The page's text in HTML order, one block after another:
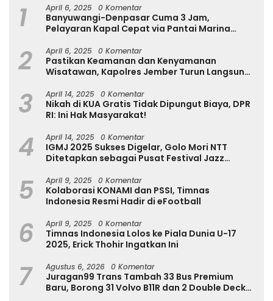
1 April 6, 2025 0 Komentar
Banyuwangi-Denpasar Cuma 3 Jam,
Pelayaran Kapal Cepat via Pantai Marina
2 April 6, 2025 0 Komentar
Pastikan Keamanan dan Kenyamanan
Wisatawan, Kapolres Jember Turun Langsung
3 April 14, 2025 0 Komentar
Nikah di KUA Gratis Tidak Dipungut Biaya, DPR
RI: Ini Hak Masyarakat!
4 April 14, 2025 0 Komentar
IGMJ 2025 Sukses Digelar, Golo Mori NTT
Ditetapkan sebagai Pusat Festival Jazz
5 April 9, 2025 0 Komentar
Kolaborasi KONAMI dan PSSI, Timnas
Indonesia Resmi Hadir di eFootball
6 April 9, 2025 0 Komentar
Timnas Indonesia Lolos ke Piala Dunia U-17
2025, Erick Thohir Ingatkan Ini
7 Agustus 6, 2026 0 Komentar
Juragan99 Trans Tambah 33 Bus Premium
Baru, Borong 31 Volvo B11R dan 2 Double Decker